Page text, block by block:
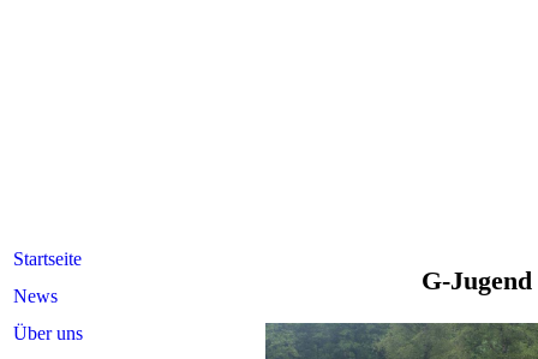
G-
Startseite
News
Über uns